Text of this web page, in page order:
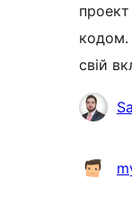
кодом.
свій